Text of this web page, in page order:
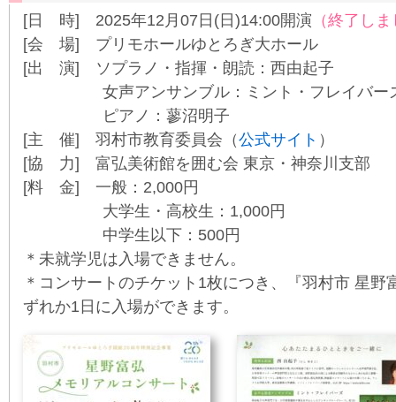
[日 時] 2025年12月07日(日)14:00開演 （終了し
[会 場] プリモホールゆとろぎ大ホール
[出 演] ソプラノ・指揮・朗読：西由起子
女声アンサンブル：ミント・フレイバー
ピアノ：蓼沼明子
[主 催] 羽村市教育委員会（公式サイト ）
[協 力] 富弘美術館を囲む会 東京・神奈川支部
[料 金] 一般：2,000円
大学生・高校生：1,000円
中学生以下：500円
＊未就学児は入場できません。
＊コンサートのチケット1枚につき、『羽村市 星
ずれか1日に入場ができます。